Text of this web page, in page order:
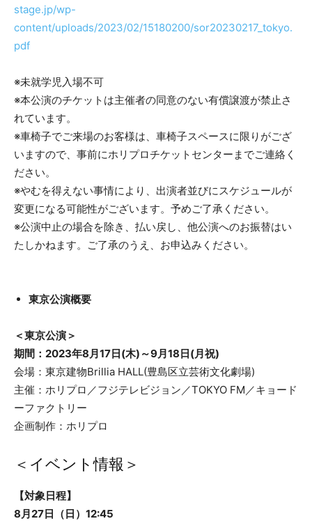
stage.jp/wp-
content/uploads/2023/02/15180200/sor20230217_tokyo.
pdf
※未就学児入場不可
​※本公演のチケットは主催者の同意のない有償譲渡が禁止さ
れています。
​※車椅子でご来場のお客様は、車椅子スペースに限りがござ
いますので、事前にホリプロチケットセンターまでご連絡く
ださい。
​※やむを得えない事情により、出演者並びにスケジュールが
変更になる可能性がございます。予めご了承ください。
​※公演中止の場合を除き、払い戻し、他公演へのお振替はい
たしかねます。ご了承のうえ、お申込みください。
東京公演概要
＜東京公演＞
期間：2023年8月17日(木)～9月18日(月祝)
会場：東京建物Brillia HALL(豊島区立芸術文化劇場)
主催：ホリプロ／フジテレビジョン／TOKYO FM／キョード
ーファクトリー
企画制作：ホリプロ
＜イベント情報＞
【対象日程】
8月27日（日）12:45